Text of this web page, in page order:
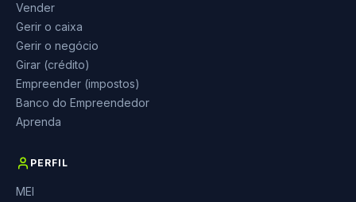
Vender
Gerir o caixa
Gerir o negócio
Girar (crédito)
Empreender (impostos)
Banco do Empreendedor
Aprenda
PERFIL
MEI